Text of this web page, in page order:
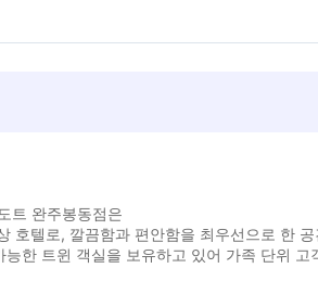
트 완주봉동점은
호텔로, 깔끔함과 편안함을 최우선으로 한 공
한 트윈 객실을 보유하고 있어 가족 단위